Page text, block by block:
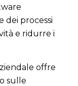
dei processi
e ridurre i
offre
sulle